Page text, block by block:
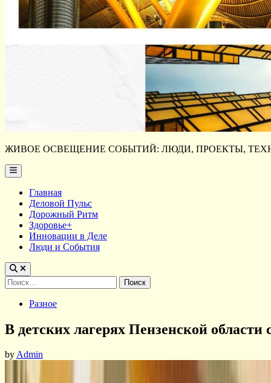
ЖИВОЕ ОСВЕЩЕНИЕ СОБЫТИЙ: ЛЮДИ, ПРОЕКТЫ,
Main
Menu
Главная
Деловой Пульс
Дорожный Ритм
Здоровье+
Инновации в Деле
Люди и События
Найти:
PostedРазное
В детских лагерях Пензенской
byAdmin